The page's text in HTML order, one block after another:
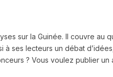
sur la Guinée. Il couvre au
à ses lecteurs un débat
? Vous voulez publier un